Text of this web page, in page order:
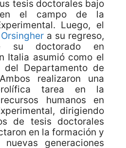
tesis doctorales bajo
el campo de la
Luego, el
a su regreso,
su doctorado en
Italia asumió como el
del Departamento de
realizaron una
tarea en la
humanos en
dirigiendo
de tesis doctorales
en la formación y
generaciones